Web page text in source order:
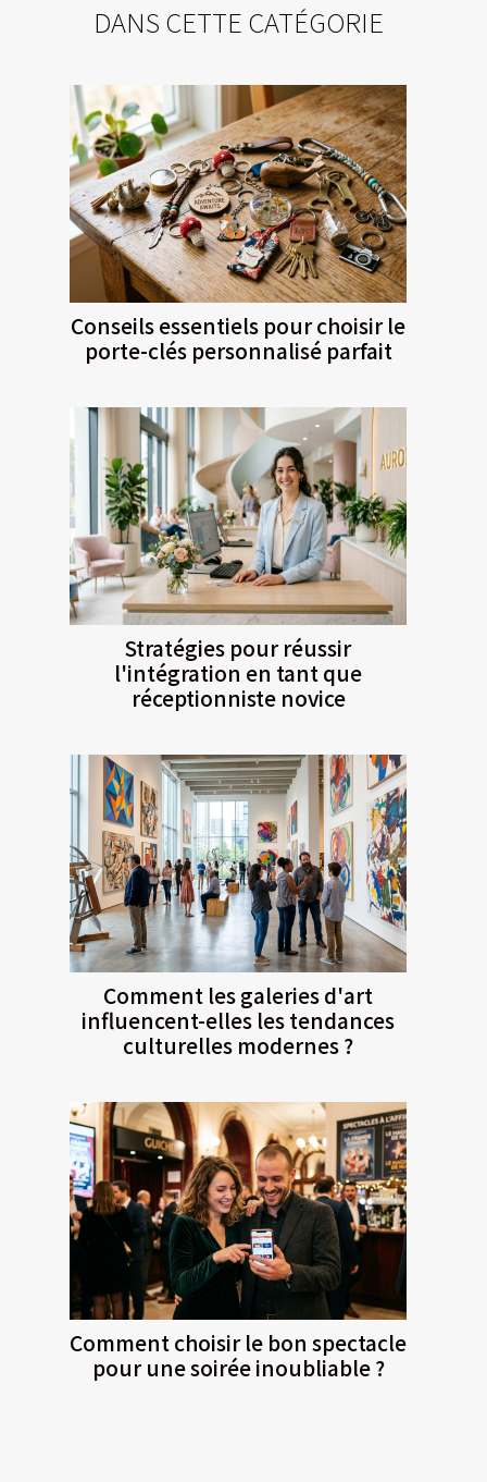
DANS CETTE CATÉGORIE
Conseils essentiels pour choisir le
porte-clés personnalisé parfait
Stratégies pour réussir
l'intégration en tant que
réceptionniste novice
Comment les galeries d'art
influencent-elles les tendances
culturelles modernes ?
Comment choisir le bon spectacle
pour une soirée inoubliable ?